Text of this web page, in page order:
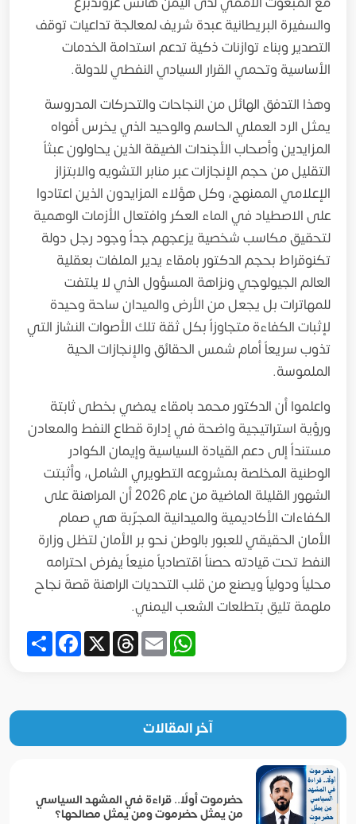
والسفيرة البريطانية عبدة شريف لمعالجة تداعيات توقف
التصدير وبناء توازنات ذكية تدعم استدامة الخدمات
الأساسية وتحمي القرار السيادي النفطي للدولة.
وهذا التدفق الهائل من النجاحات والتحركات المدروسة
يمثل الرد العملي الحاسم والوحيد الذي يخرس أفواه
المزايدين وأصحاب الأجندات الضيقة الذين يحاولون عبثاً
التقليل من حجم الإنجازات عبر منابر التشويه والابتزاز
الإعلامي الممنهج، وكل هؤلاء المزايدون الذين اعتادوا
على الاصطياد في الماء العكر وافتعال الأزمات الوهمية
لتحقيق مكاسب شخصية يزعجهم جداً وجود رجل دولة
تكنوقراط بحجم الدكتور بامقاء يدير الملفات بعقلية
العالم الجيولوجي ونزاهة المسؤول الذي لا يلتفت
للمهاترات بل يجعل من الأرض والميدان ساحة وحيدة
لإثبات الكفاءة متجاوزاً بكل ثقة تلك الأصوات النشاز التي
تذوب سريعاً أمام شمس الحقائق والإنجازات الحية
الملموسة.
واعلموا أن الدكتور محمد بامقاء يمضي بخطى ثابتة
ورؤية استراتيجية واضحة في إدارة قطاع النفط والمعادن
مستنداً إلى دعم القيادة السياسية وإيمان الكوادر
الوطنية المخلصة بمشروعه التطويري الشامل، وأثبتت
الشهور القليلة الماضية من عام 2026 أن المراهنة على
الكفاءات الأكاديمية والميدانية المجرّبة هي صمام
الأمان الحقيقي للعبور بالوطن نحو بر الأمان لتظل وزارة
النفط تحت قيادته حصناً اقتصادياً منيعاً يفرض احترامه
محلياً ودولياً ويصنع من قلب التحديات الراهنة قصة نجاح
ملهمة تليق بتطلعات الشعب اليمني.
Share
Facebook X
ThreadsEmail
WhatsApp
آخر المقالات
حضرموت أولًا.. قراءة في المشهد السياسي
من يمثل حضرموت ومن يمثل مصالحها؟